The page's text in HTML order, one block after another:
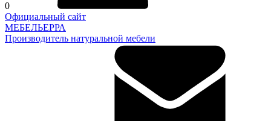
0
Официальный сайт
МЕБЕЛЬЕРРА
Производитель натуральной мебели